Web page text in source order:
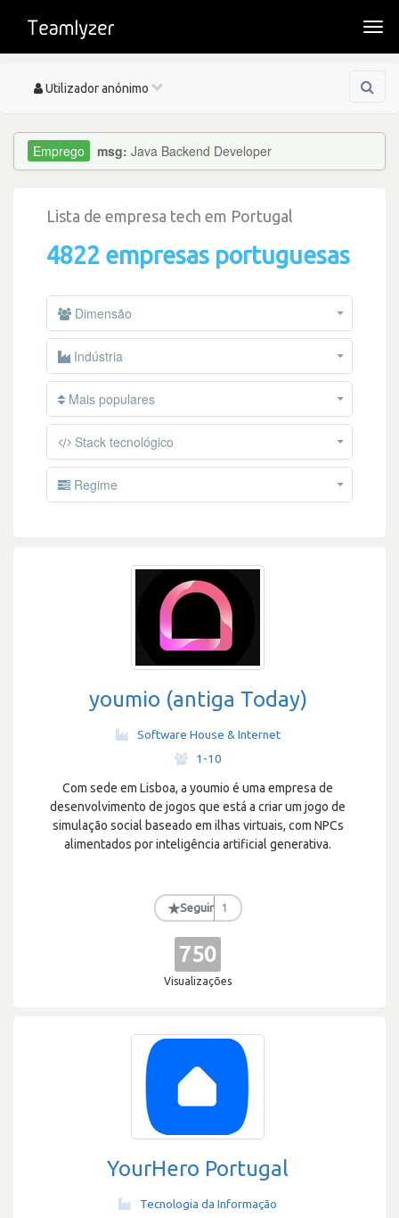
Toggle
Utilizador anónimo
msg: Java Backend Developer
Lista de empresa tech em Portugal
4822 empresas portuguesas
Dimensão
Indústria
Mais populares
Stack tecnológico
Regime
youmio (antiga Today)
Software House & Internet
1-10
Com sede em Lisboa, a youmio é uma empresa de
desenvolvimento de jogos que está a criar um jogo de
simulação social baseado em ilhas virtuais, com NPCs
alimentados por inteligência artificial generativa.
★Seguir 1
750
Visualizações
YourHero Portugal
Tecnologia da Informação